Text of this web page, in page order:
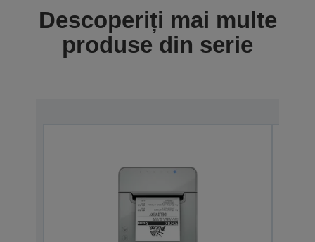
Descoperiți mai multe
produse din serie